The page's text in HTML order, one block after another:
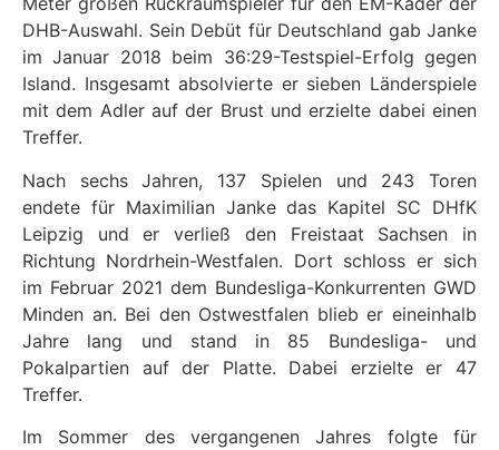
DHB-Auswahl. Sein Debüt für Deutschland gab Janke
im Januar 2018 beim 36:29-Testspiel-Erfolg gegen
Island. Insgesamt absolvierte er sieben Länderspiele
mit dem Adler auf der Brust und erzielte dabei einen
Treffer.
Nach sechs Jahren, 137 Spielen und 243 Toren
endete für Maximilian Janke das Kapitel SC DHfK
Leipzig und er verließ den Freistaat Sachsen in
Richtung Nordrhein-Westfalen. Dort schloss er sich
im Februar 2021 dem Bundesliga-Konkurrenten GWD
Minden an. Bei den Ostwestfalen blieb er eineinhalb
Jahre lang und stand in 85 Bundesliga- und
Pokalpartien auf der Platte. Dabei erzielte er 47
Treffer.
Im Sommer des vergangenen Jahres folgte für